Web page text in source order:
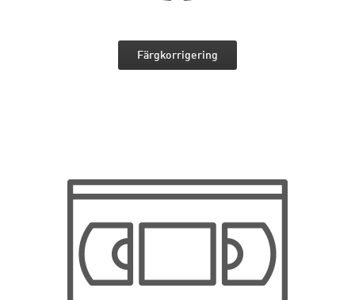
Färgkorrigering